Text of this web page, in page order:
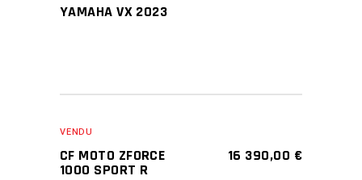
YAMAHA VX 2023
VENDU
CF MOTO ZFORCE
1000 SPORT R
16 390,00 €